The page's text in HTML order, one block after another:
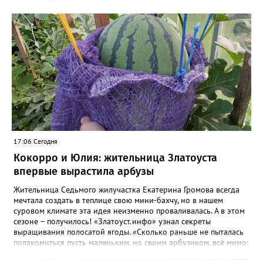
17:06 Сегодня
Кокорро и Юлия: жительница Златоуста
впервые вырастила арбузы
Жительница Седьмого жилучастка Екатерина Громова всегда
мечтала создать в теплице свою мини-бахчу, но в нашем
суровом климате эта идея неизменно проваливалась. А в этом
сезоне – получилось! «Златоуст.инфо» узнал секреты
выращивания полосатой ягоды. «Сколько раньше не пыталась
полакомиться пусть маленьким, но своим арбузиком, всё мимо: